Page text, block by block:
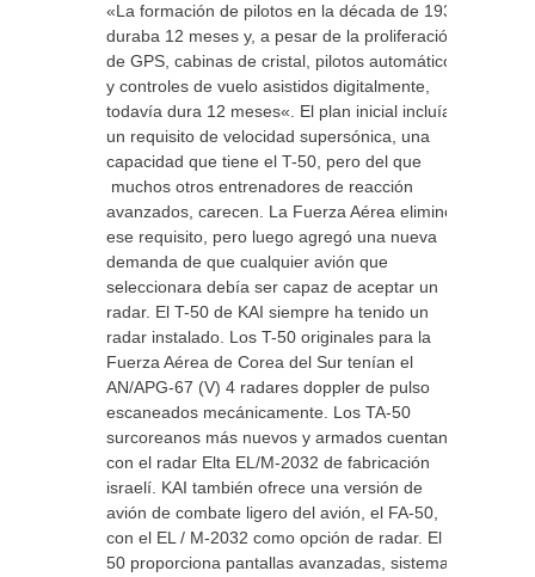
«La formación de pilotos en la década de 1930
duraba 12 meses y, a pesar de la proliferación
de GPS, cabinas de cristal, pilotos automáticos
y controles de vuelo asistidos digitalmente,
todavía dura 12 meses«. El plan inicial incluía
un requisito de velocidad supersónica, una
capacidad que tiene el T-50, pero del que
muchos otros entrenadores de reacción
avanzados, carecen. La Fuerza Aérea eliminó
ese requisito, pero luego agregó una nueva
demanda de que cualquier avión que
seleccionara debía ser capaz de aceptar un
radar. El T-50 de KAI siempre ha tenido un
radar instalado. Los T-50 originales para la
Fuerza Aérea de Corea del Sur tenían el
AN/APG-67 (V) 4 radares doppler de pulso
escaneados mecánicamente. Los TA-50
surcoreanos más nuevos y armados cuentan
con el radar Elta EL/M-2032 de fabricación
israelí. KAI también ofrece una versión de
avión de combate ligero del avión, el FA-50,
con el EL / M-2032 como opción de radar. El T-
50 proporciona pantallas avanzadas, sistemas